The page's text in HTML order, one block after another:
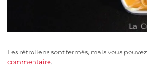
Les rétroliens sont fermés, mais vous pouvez
commentaire.